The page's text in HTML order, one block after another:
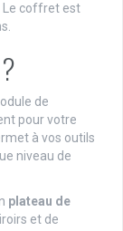
Le coffret est
de
pour votre
à vos outils
niveau de
plateau de
et de